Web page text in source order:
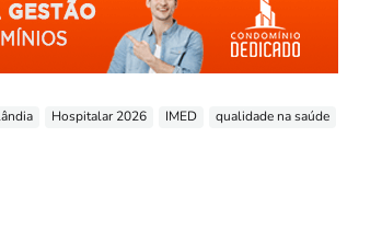
Hospitalar 2026 IMED
qualidade na saúde